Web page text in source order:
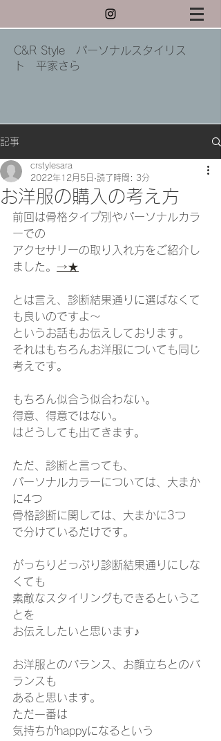
C&R Style パーソナルスタイリス
ト 平家さら
記事
お洋服の購入の考え方
crstylesara
2022年12月5日 読了時間: 3分
前回は骨格タイプ別やパーソナルカラ
ーでの
アクセサリーの取り入れ方をご紹介し
ました。 →★
とは言え、診断結果通りに選ばなくて
も良いのですよ～
というお話もお伝えしております。
それはもちろんお洋服についても同じ
考えです。
もちろん似合う似合わない。
得意、得意ではない。
はどうしても出てきます。
ただ、診断と言っても、
パーソナルカラーについては、大まか
に4つ
骨格診断に関しては、大まかに3つ
で分けているだけです。
がっちりどっぷり診断結果通りにしな
くても
素敵なスタイリングもできるというこ
とを
お伝えしたいと思います♪
お洋服とのバランス、お顔立ちとのバ
ランスも
あると思います。
ただ一番は
気持ちがhappyになるという